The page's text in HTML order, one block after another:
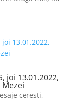
joi 13.01.2022,
ceresti,